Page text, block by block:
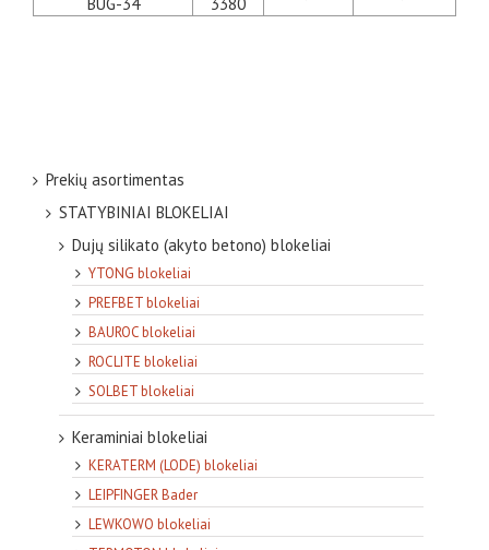
BUG-34 3380
Prekių asortimentas
STATYBINIAI BLOKELIAI
Dujų silikato (akyto betono) blokeliai
YTONG blokeliai
PREFBET blokeliai
BAUROC blokeliai
ROCLITE blokeliai
SOLBET blokeliai
Keraminiai blokeliai
KERATERM (LODE) blokeliai
LEIPFINGER Bader
LEWKOWO blokeliai